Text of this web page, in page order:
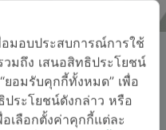
าลาธรรม
ครินทร์
มอบประสบการณ์การใช้
มถึง เสนอสิทธิประโยชน์
อมรับคุกกี้ทั้งหมด” เพื่อ
ระโยชน์ดังกล่าว หรือ
อเลือกตั้งค่าคุกกี้แต่ละ